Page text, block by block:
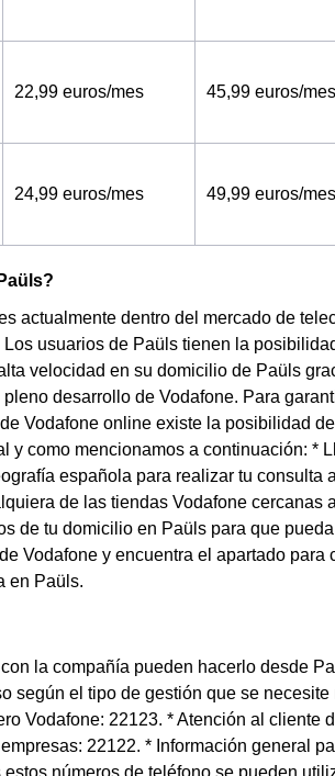
22,99 euros/mes 45,99 euros/mes
24,99 euros/mes 49,99 euros/mes
actualmente dentro del mercado de
usuarios de Paüls tienen la
velocidad en su domicilio de Paüls
desarrollo de Vodafone. Para
Vodafone online existe la posibilidad
y como mencionamos a continuación: *
española para realizar tu consulta
de las tiendas Vodafone cercanas
de tu domicilio en Paüls para que
Vodafone y encuentra el apartado para
en Paüls.
la compañía pueden hacerlo desde
según el tipo de gestión que se
Vodafone: 22123. * Atención al cliente
22122. * Información general
números de teléfono se pueden